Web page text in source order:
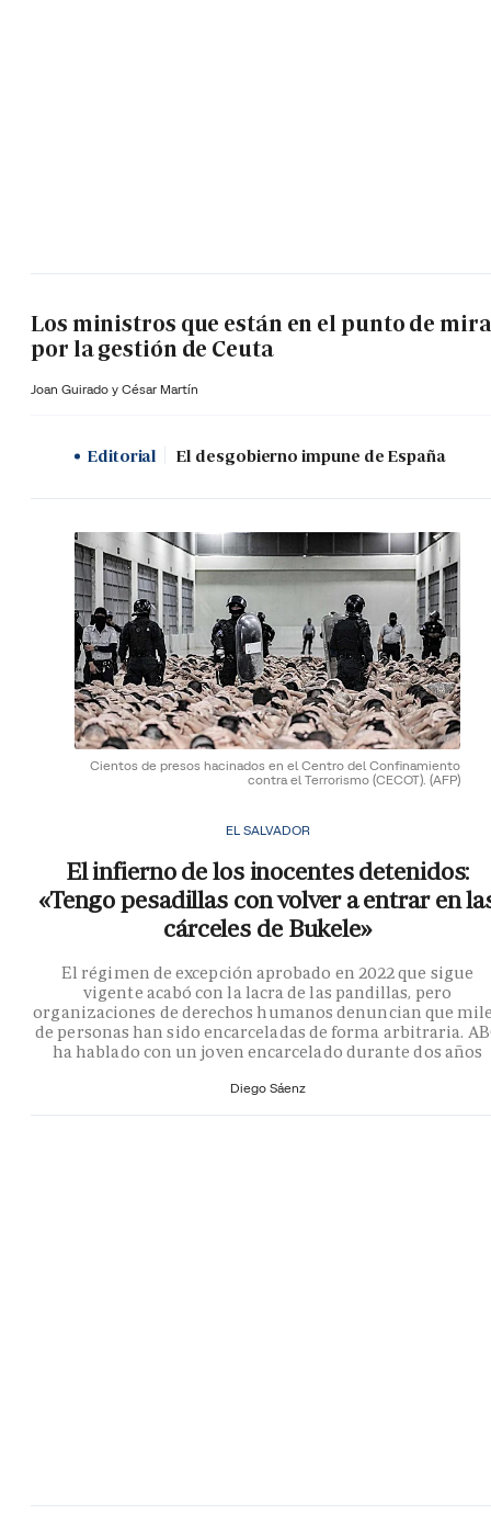
Los ministros que están en el punto de mira
por la gestión de Ceuta
Joan Guirado y César Martín
Editorial El desgobierno impune de España
Cientos de presos hacinados en el Centro del Confinamiento
contra el Terrorismo (CECOT). (AFP)
EL SALVADOR
El infierno de los inocentes detenidos:
«Tengo pesadillas con volver a entrar en
cárceles de Bukele»
El régimen de excepción aprobado en 2022 que sigue
vigente acabó con la lacra de las pandillas, pero
organizaciones de derechos humanos denuncian que
de personas han sido encarceladas de forma arbitraria.
ha hablado con un joven encarcelado durante dos años
Diego Sáenz